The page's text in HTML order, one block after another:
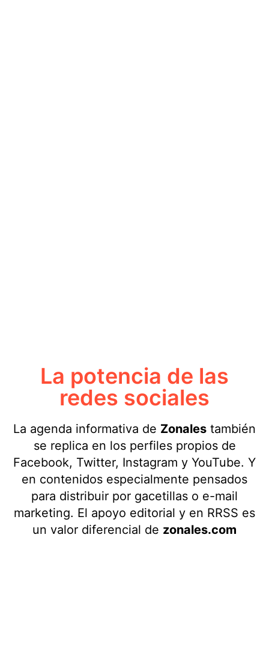
La potencia de las
redes sociales
La agenda informativa de Zonales también
se replica en los perfiles propios de
Facebook, Twitter, Instagram y YouTube. Y
en contenidos especialmente pensados
para distribuir por gacetillas o e-mail
marketing. El apoyo editorial y en RRSS es
un valor diferencial de zonales.com